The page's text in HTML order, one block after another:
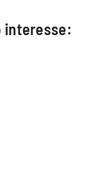
interesse: